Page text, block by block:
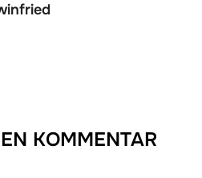
KOMMENTAR